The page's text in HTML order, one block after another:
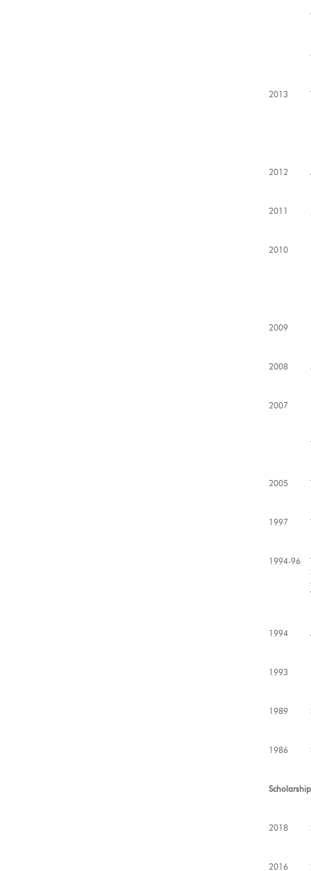
2013
2012
2011
2010
2009
2008
2007
2005
1997
1994-96
1994
1993
1989
1986
2018
2016